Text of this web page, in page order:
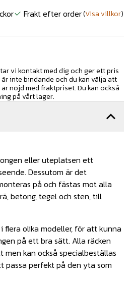
eller uteplatsen ett
Dessutom är det
på och fästas mot alla
betong, tegel och sten, till
flera olika modeller, för att kunna
på ett bra sätt. Alla räcken
kan också specialbeställas
passa perfekt på den yta som
Frakt efter order(Visa villkor)
vi kontakt med dig och ger ett pris
inte bindande och du kan välja att
nöjd med fraktpriset. Du kan också
på vårt lager.